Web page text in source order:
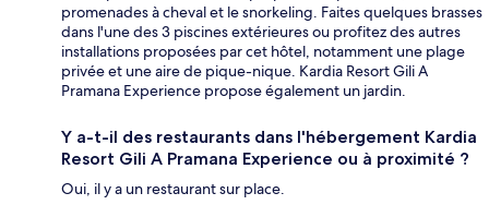
promenades à cheval et le snorkeling. Faites quelques brasses
dans l'une des 3 piscines extérieures ou profitez des autres
installations proposées par cet hôtel, notamment une plage
privée et une aire de pique-nique. Kardia Resort Gili A
Pramana Experience propose également un jardin.
Y a-t-il des restaurants dans l'hébergement Kardia
Resort Gili A Pramana Experience ou à proximité ?
Oui, il y a un restaurant sur place.